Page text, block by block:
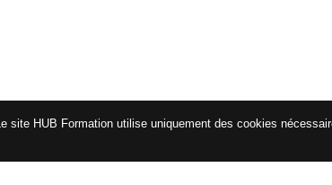
Le site HUB Formation utilise uniquement des cookies